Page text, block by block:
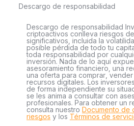
Descargo de responsabilidad
Descargo de responsabilidad
criptoactivos conlleva riesgos
significativos, incluida la
posible pérdida de todo tu
toda responsabilidad por
inversión. Nada de lo aquí
asesoramiento financiero, una
una oferta para comprar,
recursos digitales. Los
de forma independiente su
se les anima a consultar con
profesionales. Para obtener un
consulta nuestro Documento de
riesgos y los Términos de